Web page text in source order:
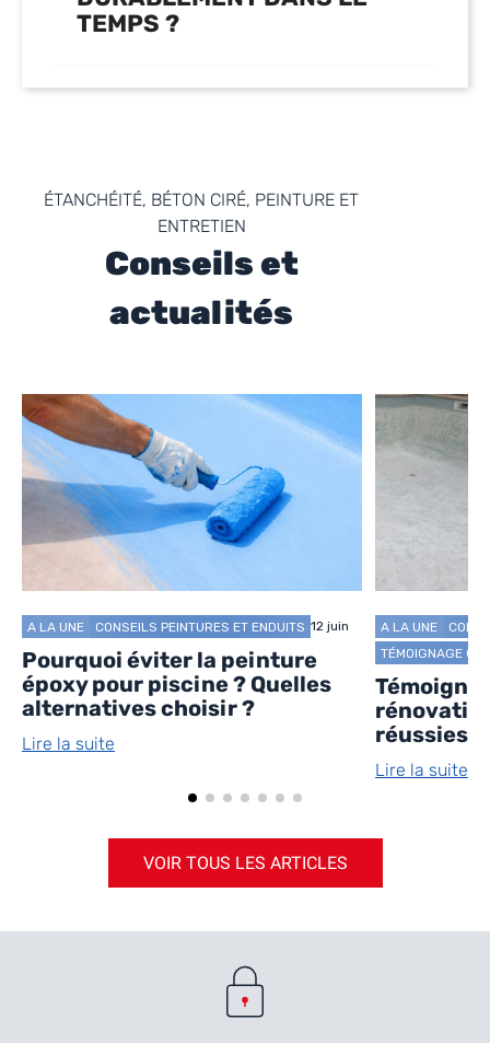
TEMPS ?
ÉTANCHÉITÉ, BÉTON CIRÉ, PEINTURE ET
ENTRETIEN
Conseils et
actualités
A LA UNE CONSEILS PEINTURES ET ENDUITS 12 juin
Pourquoi éviter la peinture
époxy pour piscine ? Quelles
alternatives choisir ?
Lire la suite
A LA UNE
TÉMOIGNAGE
réussies
Lire la suite
VOIR TOUS LES ARTICLES